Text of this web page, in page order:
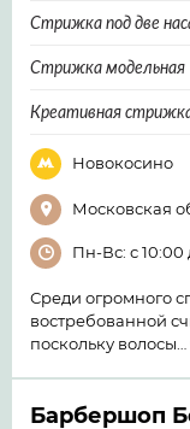
Стрижка под две
Стрижка модельная
Креативная
Новокосино
Московская
Пн-Вс: с 10:00
Среди огромного
востребованной
поскольку волосы…
Барбершоп